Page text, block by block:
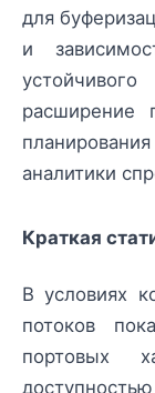
для
и
расширение
аналитики
Краткая
В условиях
потоков
портовых